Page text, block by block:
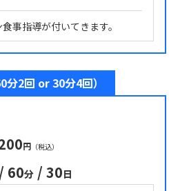
事指導が付いてきます。
2回 or 30分4回）
円 （税込）
/ 60分 / 30日